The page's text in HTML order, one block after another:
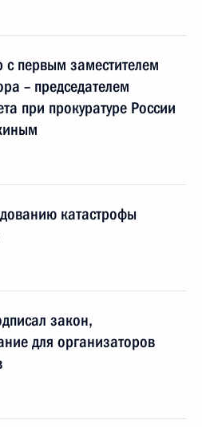
первым заместителем
– председателем
при прокуратуре России
катастрофы
закон,
для организаторов